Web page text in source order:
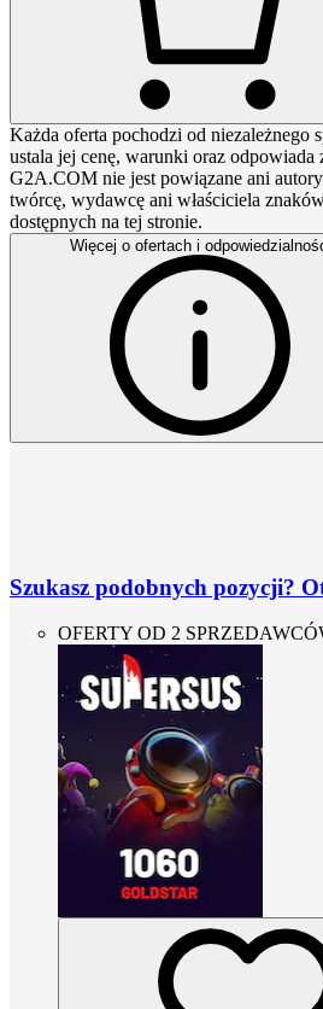
Każda oferta pochodzi od niezależnego
ustala jej cenę, warunki oraz odpowiada
G2A.COM nie jest powiązane ani
twórcę, wydawcę ani właściciela
dostępnych na tej stronie.
Więcej o ofertach i
Szukasz podobnych pozycji?
OFERTY OD 2